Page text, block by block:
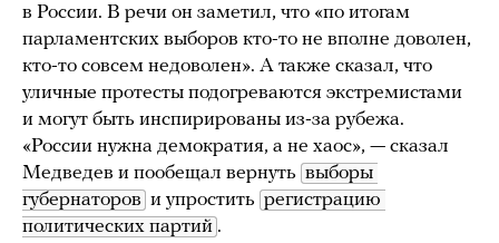
в России. В речи он заметил, что «по итогам
парламентских выборов кто-то не вполне доволен,
кто-то совсем недоволен». А также сказал, что
уличные протесты подогреваются экстремистами
и могут быть инспирированы из-за рубежа.
«России нужна демократия, а не хаос», — сказал
Медведев и пообещал вернуть выборы
губернаторов и упростить регистрацию
политических партий .